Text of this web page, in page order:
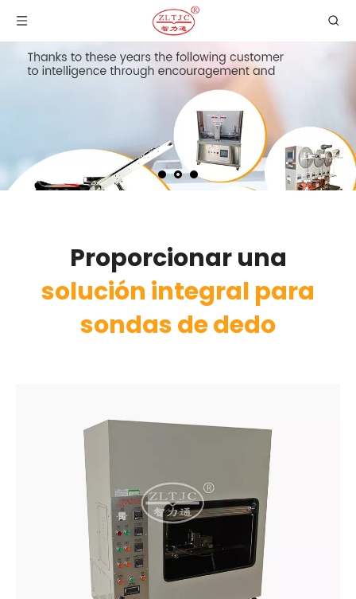
Proporcionar una
solución integral para
sondas de dedo